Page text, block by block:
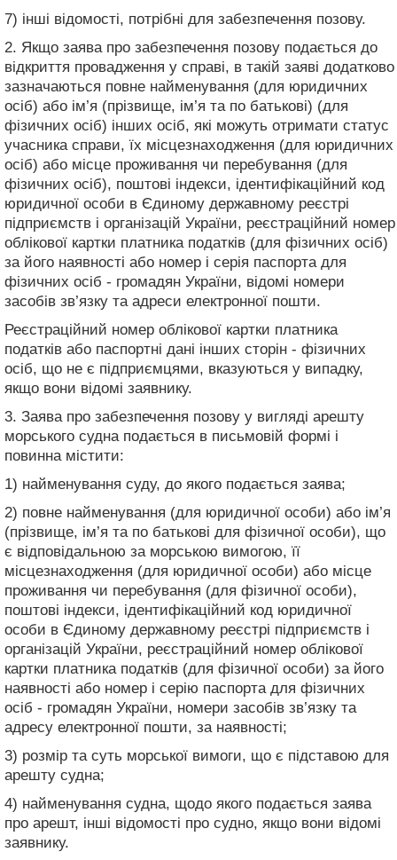
7) інші відомості, потрібні для забезпечення позову.
2. Якщо заява про забезпечення позову подається до
відкриття провадження у справі, в такій заяві додатково
зазначаються повне найменування (для юридичних
осіб) або ім’я (прізвище, ім’я та по батькові) (для
фізичних осіб) інших осіб, які можуть отримати статус
учасника справи, їх місцезнаходження (для юридичних
осіб) або місце проживання чи перебування (для
фізичних осіб), поштові індекси, ідентифікаційний код
юридичної особи в Єдиному державному реєстрі
підприємств і організацій України, реєстраційний номер
облікової картки платника податків (для фізичних осіб)
за його наявності або номер і серія паспорта для
фізичних осіб - громадян України, відомі номери
засобів зв’язку та адреси електронної пошти.
Реєстраційний номер облікової картки платника
податків або паспортні дані інших сторін - фізичних
осіб, що не є підприємцями, вказуються у випадку,
якщо вони відомі заявнику.
3. Заява про забезпечення позову у вигляді арешту
морського судна подається в письмовій формі і
повинна містити:
1) найменування суду, до якого подається заява;
2) повне найменування (для юридичної особи) або ім’я
(прізвище, ім’я та по батькові для фізичної особи), що
є відповідальною за морською вимогою, її
місцезнаходження (для юридичної особи) або місце
проживання чи перебування (для фізичної особи),
поштові індекси, ідентифікаційний код юридичної
особи в Єдиному державному реєстрі підприємств і
організацій України, реєстраційний номер облікової
картки платника податків (для фізичної особи) за його
наявності або номер і серію паспорта для фізичних
осіб - громадян України, номери засобів зв’язку та
адресу електронної пошти, за наявності;
3) розмір та суть морської вимоги, що є підставою для
арешту судна;
4) найменування судна, щодо якого подається заява
про арешт, інші відомості про судно, якщо вони відомі
заявнику.